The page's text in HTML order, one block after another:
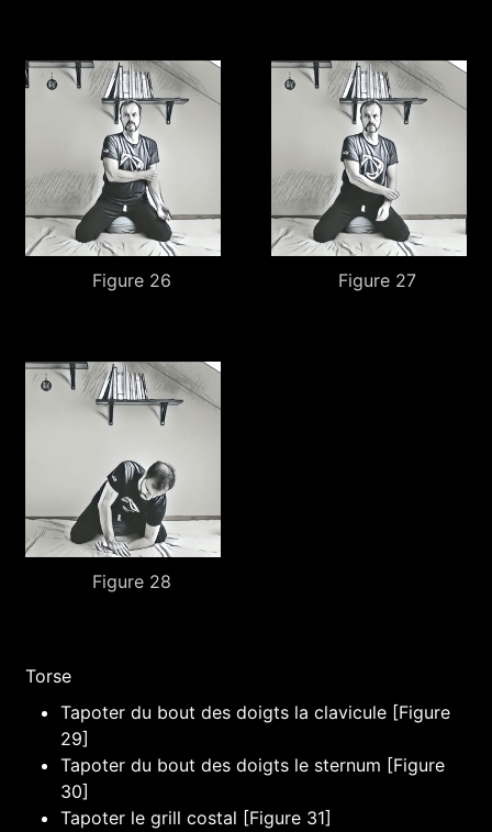
Figure 26 Figure 27
Figure 28
Torse
Tapoter du bout des doigts la clavicule [Figure
29]
Tapoter du bout des doigts le sternum [Figure
30]
Tapoter le grill costal [Figure 31]